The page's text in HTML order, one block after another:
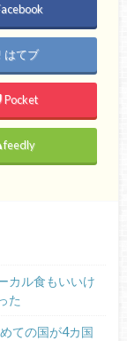
はてブ
Pocket
feedly
カル食もいいけ
た
ての国が4カ国